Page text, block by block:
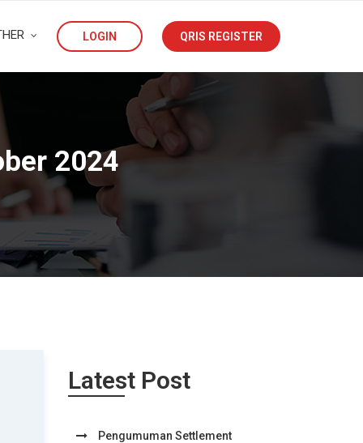
LOGIN QRIS REGISTER
2024
Latest Post
Pengumuman Settlement